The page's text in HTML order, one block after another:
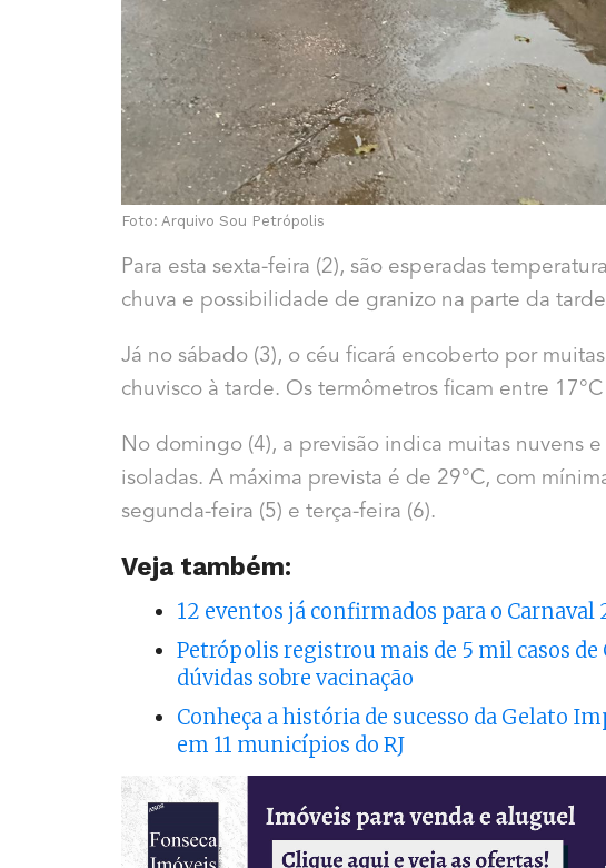
Foto: Arquivo Sou Petrópolis
Para esta sexta-feira (2), são esperadas
chuva e possibilidade de granizo na parte da
Já no sábado (3), o céu ficará encoberto por
chuvisco à tarde. Os termômetros ficam entre 17°C
No domingo (4), a previsão indica muitas nuvens
isoladas. A máxima prevista é de 29°C, com
segunda-feira (5) e terça-feira (6).
Veja também:
12 eventos já confirmados para o
Petrópolis registrou mais de 5 mil casos de
dúvidas sobre vacinação
Conheça a história de sucesso da Gelato
em 11 municípios do RJ